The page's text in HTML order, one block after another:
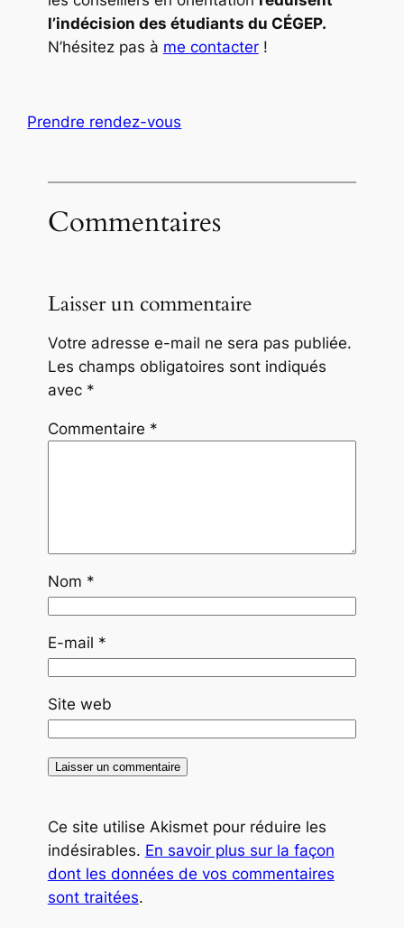
l’indécision des étudiants du CÉGEP.
N’hésitez pas à me contacter!
Prendre rendez-vous
Commentaires
Laisser un commentaire
Votre adresse e-mail ne sera pas publiée.
Les champs obligatoires sont indiqués
avec *
Commentaire *
Nom *
E-mail *
Site web
Ce site utilise Akismet pour réduire les
indésirables. En savoir plus sur la façon
dont les données de vos commentaires
sont traitées.